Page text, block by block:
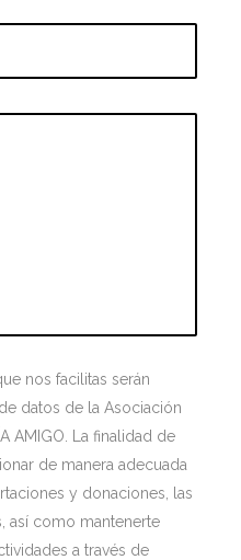
nos facilitas serán
datos de la Asociación
AMIGO. La finalidad de
de manera adecuada
y donaciones, las
así como mantenerte
a través de